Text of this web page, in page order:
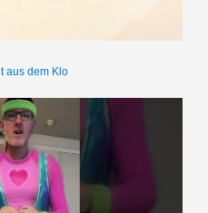
aus dem Klo